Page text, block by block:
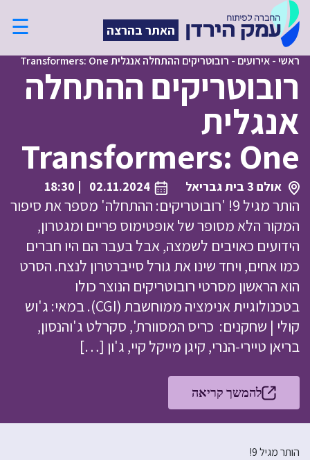
האתר בהרצה ☰
ראשי-אירועים - רובוטריקים ההתחלה אנגלית Transformers: One
רובוטריקים ההתחלה
אנגלית
Transformers: One
אולם 3 בית גבריאל 02.11.2024
| 18:30
הותר מגיל 9! 'רובוטריקים: ההתחלה' מספר את סיפור
המקור הלא מסופר של אופטימוס פריים ומגטרון,
הידועים כאויבים לשמצה, אבל בעבר הם היו חברים
כמו אחים, ויחד שינו את גורל סייברטרון לנצח. הסרט
הוא הראשון מסרטי רובוטריקים הנוצר כולו
בטכנולוגיית אנימציה ממוחשבת (CGI). במאי: ג'וש
קולי | שחקנים: כריס המסוורת', סקרלט ג'והנסון,
בריאן טיירי-הנרי, קיגן מייקל קיי, ג'ון […]
להמשך קריאה
הותר מגיל 9!